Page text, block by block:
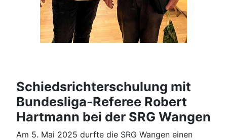
Schiedsrichterschulung mit
Bundesliga-Referee Robert
Hartmann bei der SRG Wangen
Am 5. Mai 2025 durfte die SRG Wangen einen